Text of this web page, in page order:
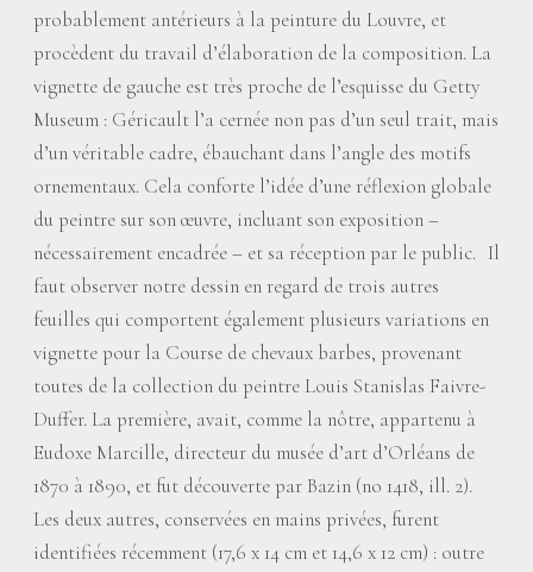
probablement antérieurs à la peinture du Louvre, et
procèdent du travail d’élaboration de la composition. La
vignette de gauche est très proche de l’esquisse du Getty
Museum : Géricault l’a cernée non pas d’un seul trait, mais
d’un véritable cadre, ébauchant dans l’angle des motifs
ornementaux. Cela conforte l’idée d’une réflexion globale
du peintre sur son œuvre, incluant son exposition –
nécessairement encadrée – et sa réception par le public. Il
faut observer notre dessin en regard de trois autres
feuilles qui comportent également plusieurs variations en
vignette pour la Course de chevaux barbes, provenant
toutes de la collection du peintre Louis Stanislas Faivre-
Duffer. La première, avait, comme la nôtre, appartenu à
Eudoxe Marcille, directeur du musée d’art d’Orléans de
1870 à 1890, et fut découverte par Bazin (no 1418, ill. 2).
Les deux autres, conservées en mains privées, furent
identifiées récemment (17,6 x 14 cm et 14,6 x 12 cm) : outre